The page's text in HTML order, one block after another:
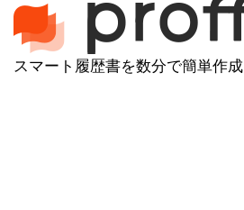
スマート履歴書を数分で簡単作成